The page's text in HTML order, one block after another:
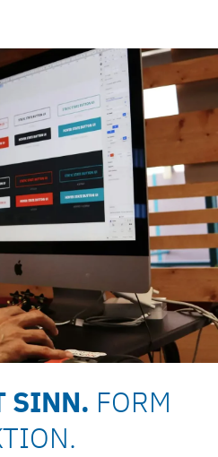
SINN. FORM